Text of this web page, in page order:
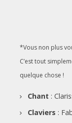
*Vous non plus
C’est tout
quelque chose !
Chant :
Claviers :